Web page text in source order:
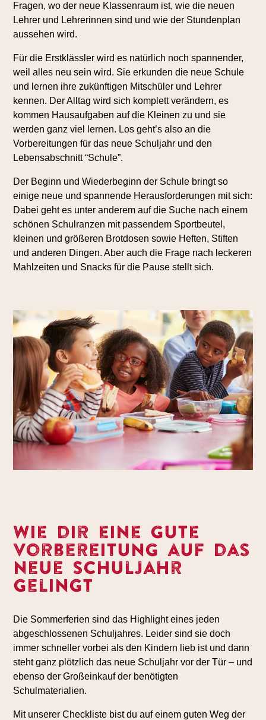
Fragen, wo der neue Klassenraum ist, wie die neuen
Lehrer und Lehrerinnen sind und wie der Stundenplan
aussehen wird.
Für die Erstklässler wird es natürlich noch spannender,
weil alles neu sein wird. Sie erkunden die neue Schule
und lernen ihre zukünftigen Mitschüler und Lehrer
kennen. Der Alltag wird sich komplett verändern, es
kommen Hausaufgaben auf die Kleinen zu und sie
werden ganz viel lernen. Los geht’s also an die
Vorbereitungen für das neue Schuljahr und den
Lebensabschnitt “Schule”.
Der Beginn und Wiederbeginn der Schule bringt so
einige neue und spannende Herausforderungen mit sich:
Dabei geht es unter anderem auf die Suche nach einem
schönen Schulranzen mit passendem Sportbeutel,
kleinen und größeren Brotdosen sowie Heften, Stiften
und anderen Dingen. Aber auch die Frage nach leckeren
Mahlzeiten und Snacks für die Pause stellt sich.
Wie dir eine gute
Vorbereitung auf das
neue Schuljahr
gelingt
Die Sommerferien sind das Highlight eines jeden
abgeschlossenen Schuljahres. Leider sind sie doch
immer schneller vorbei als den Kindern lieb ist und dann
steht ganz plötzlich das neue Schuljahr vor der Tür – und
ebenso der Großeinkauf der benötigten
Schulmaterialien.
Mit unserer Checkliste bist du auf einem guten Weg der